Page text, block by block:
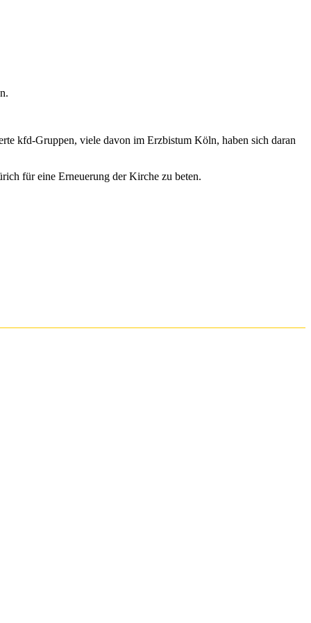
kfd-Gruppen, viele davon im Erzbistum Köln, haben sich daran
für eine Erneuerung der Kirche zu beten.